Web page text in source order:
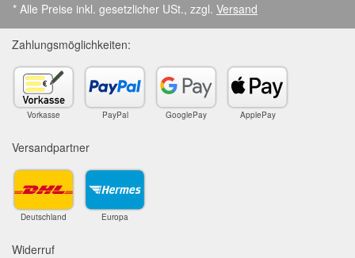
* Alle Preise inkl. gesetzlicher USt., zzgl. Versand
Zahlungsmöglichkeiten:
Vorkasse PayPal GooglePay ApplePay
Versandpartner
Deutschland Europa
Widerruf